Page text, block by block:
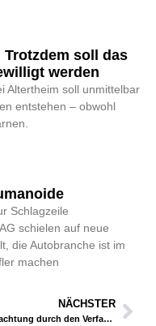
soll das
werden
Altertheim soll unmittelbar
entstehen – obwohl
Schlagzeile
schielen auf neue
die Autobranche ist im
machen
NÄCHSTER
Beobachtung durch den Verfassungsschutz?